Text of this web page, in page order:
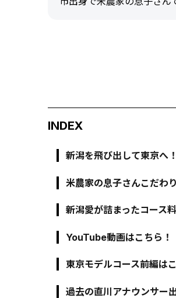
INDEX
新潟を飛び出して東京へ！
米農家の息子さんこだわ
新潟愛が詰まったコース
YouTube動画はこちら！
東京モデルコース前編は
過去の直川アナウンサー